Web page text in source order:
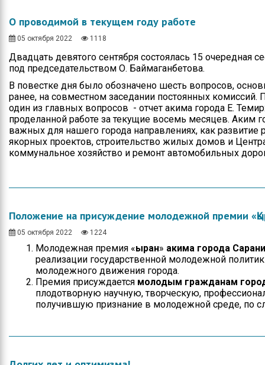
О проводимой в текущем году работе
05 октября 2022 1118
Двадцать девятого сентября состоялась 15 очередная
под председательством О. Баймаганбетова.
В повестке дня было обозначено шесть вопросов,
ранее, на совместном заседании постоянных комиссий.
один из главных вопросов - отчет акима города Е.
проделанной работе за текущие восемь месяцев. Аким
важных для нашего города направлениях, как
якорных проектов, строительство жилых домов и
коммунальное хозяйство и ремонт автомобильных
Положение на присуждение молодежной премии
05 октября 2022 1224
Молодежная премия «Қыран» акима города Сарани
реализации государственной молодежной
молодежного движения города.
Премия присуждается молодым гражданам
плодотворную научную, творческую,
получившую признание в молодежной среде, по